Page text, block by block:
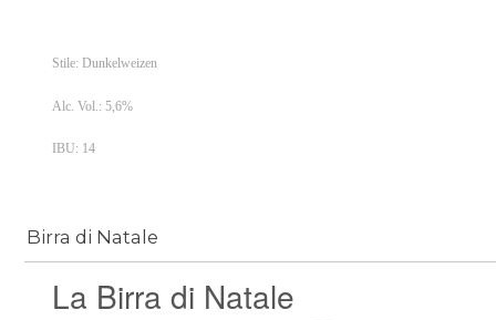
Stile: Dunkelweizen
Alc. Vol.: 5,6%
IBU: 14
Birra di Natale
La Birra di Natale